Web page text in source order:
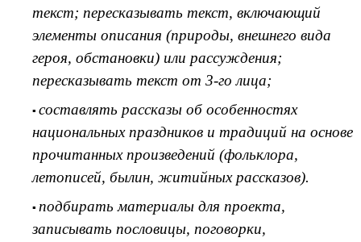
текст; пересказывать текст, включающий
элементы описания (природы, внешнего вида
героя, обстановки) или рассуждения;
пересказывать текст от 3-го лица;
составлять рассказы об особенностях
национальных праздников и традиций на основе
прочитанных произведений (фольклора,
летописей, былин, житийных рассказов).
подбирать материалы для проекта,
записывать пословицы, поговорки,